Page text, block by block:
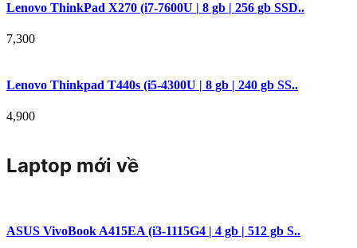
Lenovo ThinkPad X270 (i7-7600U | 8 gb | 256 gb SSD..
7,300
Lenovo Thinkpad T440s (i5-4300U | 8 gb | 240 gb SS..
4,900
Laptop mới về
ASUS VivoBook A415EA (i3-1115G4 | 4 gb | 512 gb S..